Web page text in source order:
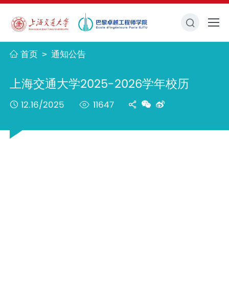
首页 > 通知公告
上海交通大学2025-2026学年校历
12.16/2025 11647